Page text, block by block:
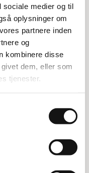
sociale medier og til
oplysninger om
partnere inden
og
kombinere disse
dem, eller som
tjenester.
til både
så du kan
PAPIR', hvilket
papir og pap
at sikre